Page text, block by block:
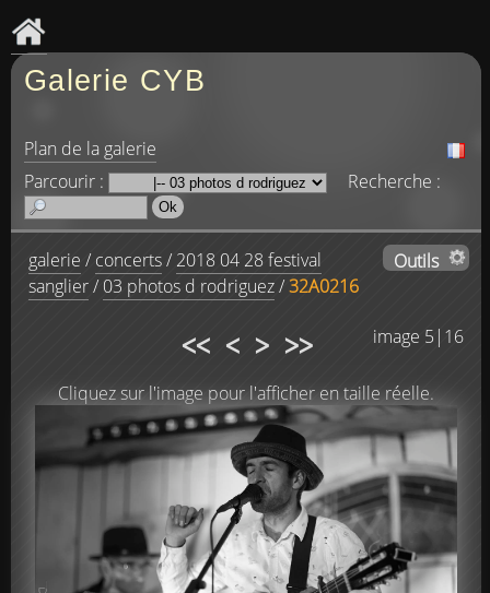
Galerie CYB
Plan de la galerie
Parcourir :
Recherche :
Outils
galerie / concerts/ 2018 04 28 festival
sanglier/ 03 photos d rodriguez/32A0216
image 5|16
<< < > >>
Cliquez sur l'image pour l'afficher en taille réelle.